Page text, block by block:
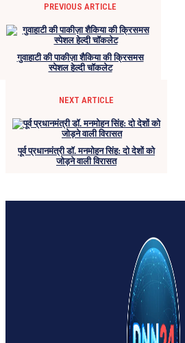
PREVIOUS ARTICLE
गुवाहाटी की पाकीज़ा शैकिया की क्रिसमस
स्पेशल हेल्दी चॉकलेट
NEXT ARTICLE
पूर्व प्रधानमंत्री डॉ. मनमोहन सिंह: दो देशों को
जोड़ने वाली विरासत